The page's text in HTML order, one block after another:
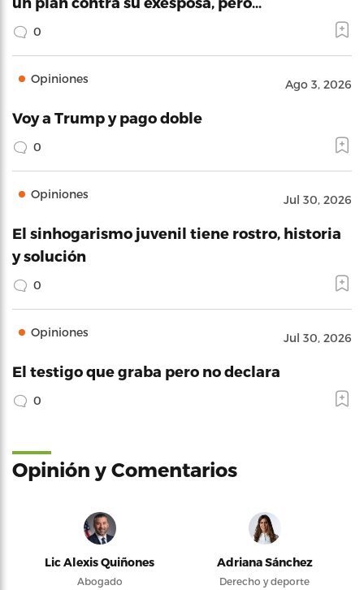
0
Opiniones Ago 3, 2026
Voy a Trump y pago doble
0
Opiniones Jul 30, 2026
El sinhogarismo juvenil tiene rostro, historia
y solución
0
Opiniones Jul 30, 2026
El testigo que graba pero no declara
0
Opinión y Comentarios
Lic Alexis Quiñones
Abogado
Adriana Sánchez
Derecho y deporte